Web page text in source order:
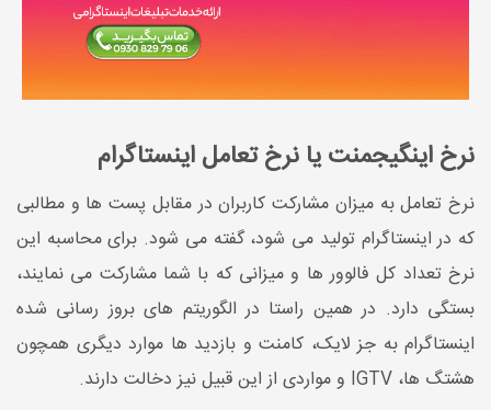
نرخ اینگیجمنت یا نرخ تعامل اینستاگرام
نرخ تعامل به میزان مشارکت کاربران در مقابل پست ها و مطالبی
که در اینستاگرام تولید می شود، گفته می شود. برای محاسبه این
نرخ تعداد کل فالوور ها و میزانی که با شما مشارکت می نمایند،
بستگی دارد. در همین راستا در الگوریتم های بروز رسانی شده
اینستاگرام به جز لایک، کامنت و بازدید ها موارد دیگری همچون
هشتگ ها، IGTV و مواردی از این قبیل نیز دخالت دارند.